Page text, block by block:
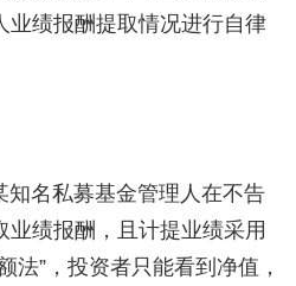
业绩报酬提取情况进行自律
知名私募基金管理人在不告
业绩报酬，且计提业绩采用
法”，投资者只能看到净值，